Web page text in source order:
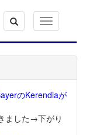
Toggle
navigation
のKerendiaが
ました→下がり